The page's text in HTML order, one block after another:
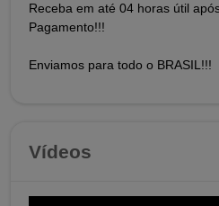
Receba em até 04 horas útil
Pagamento!!!
Enviamos para todo o BRASIL!!!
Vídeos